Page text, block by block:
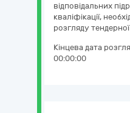
відповідальних
кваліфікації,
розгляду
Кінцева дата
00:00:00